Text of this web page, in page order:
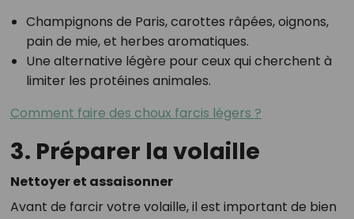
Champignons de Paris, carottes râpées, oignons,
pain de mie, et herbes aromatiques.
Une alternative légère pour ceux qui cherchent à
limiter les protéines animales.
Comment faire des choux farcis légers ?
3. Préparer la volaille
Nettoyer et assaisonner
Avant de farcir votre volaille, il est important de bien